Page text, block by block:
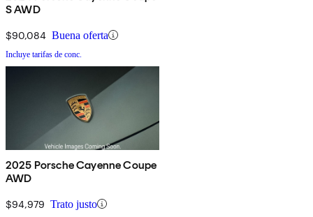
S AWD
$90,084 Buena oferta
Incluye tarifas de conc.
2025 Porsche Cayenne Coupe
AWD
$94,979 Trato justo